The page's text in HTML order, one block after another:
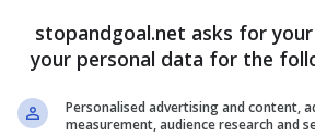
cambiare nulla esclude che il
tornando in Italia rischia però di
se dovesse accettare
stopandgoal.net asks for
your personal data for the
Personalised advertising and content,
measurement, audience research and